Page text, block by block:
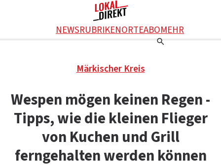
NEWSRUBRIKENORTEABOMEHR
Werbung schalten
Kontakt
Das Team
Über uns
KONTAKT
DAS TEAM
ÜBER UNS
Märkischer Kreis
Wespen mögen keinen Regen -
Tipps, wie die kleinen Flieger
von Kuchen und Grill
ferngehalten werden können
Drucken